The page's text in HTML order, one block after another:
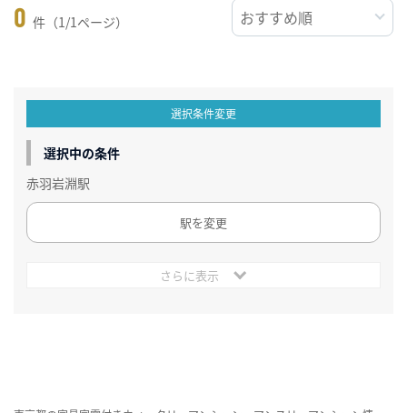
0 件（1/1ページ）
選択条件変更
選択中の条件
赤羽岩淵駅
駅を変更
さらに表示